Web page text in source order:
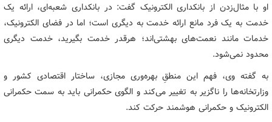
او با مثال‌زدن از بانکداری الکترونیک گفت: در بانکداری شعبه‌ای، ارائه یک
خدمت به یک فرد مانع ارائه خدمت به دیگری است؛ اما در فضای الکترونیک،
خدمات مانند نعمت‌های بهشتی‌اند؛ هرقدر خدمت بگیرید، خدمت دیگری
محدود نمی‌شود.
به گفته وی، فهم این منطقِ بهره‌وری مجازی، ساختار اقتصادی کشور و
وزارتخانه‌ها را ناگزیر به تغییر می‌کند و الگوی حکمرانی باید به سمت حکمرانی
الکترونیک و حکمرانی هوشمند حرکت کند.